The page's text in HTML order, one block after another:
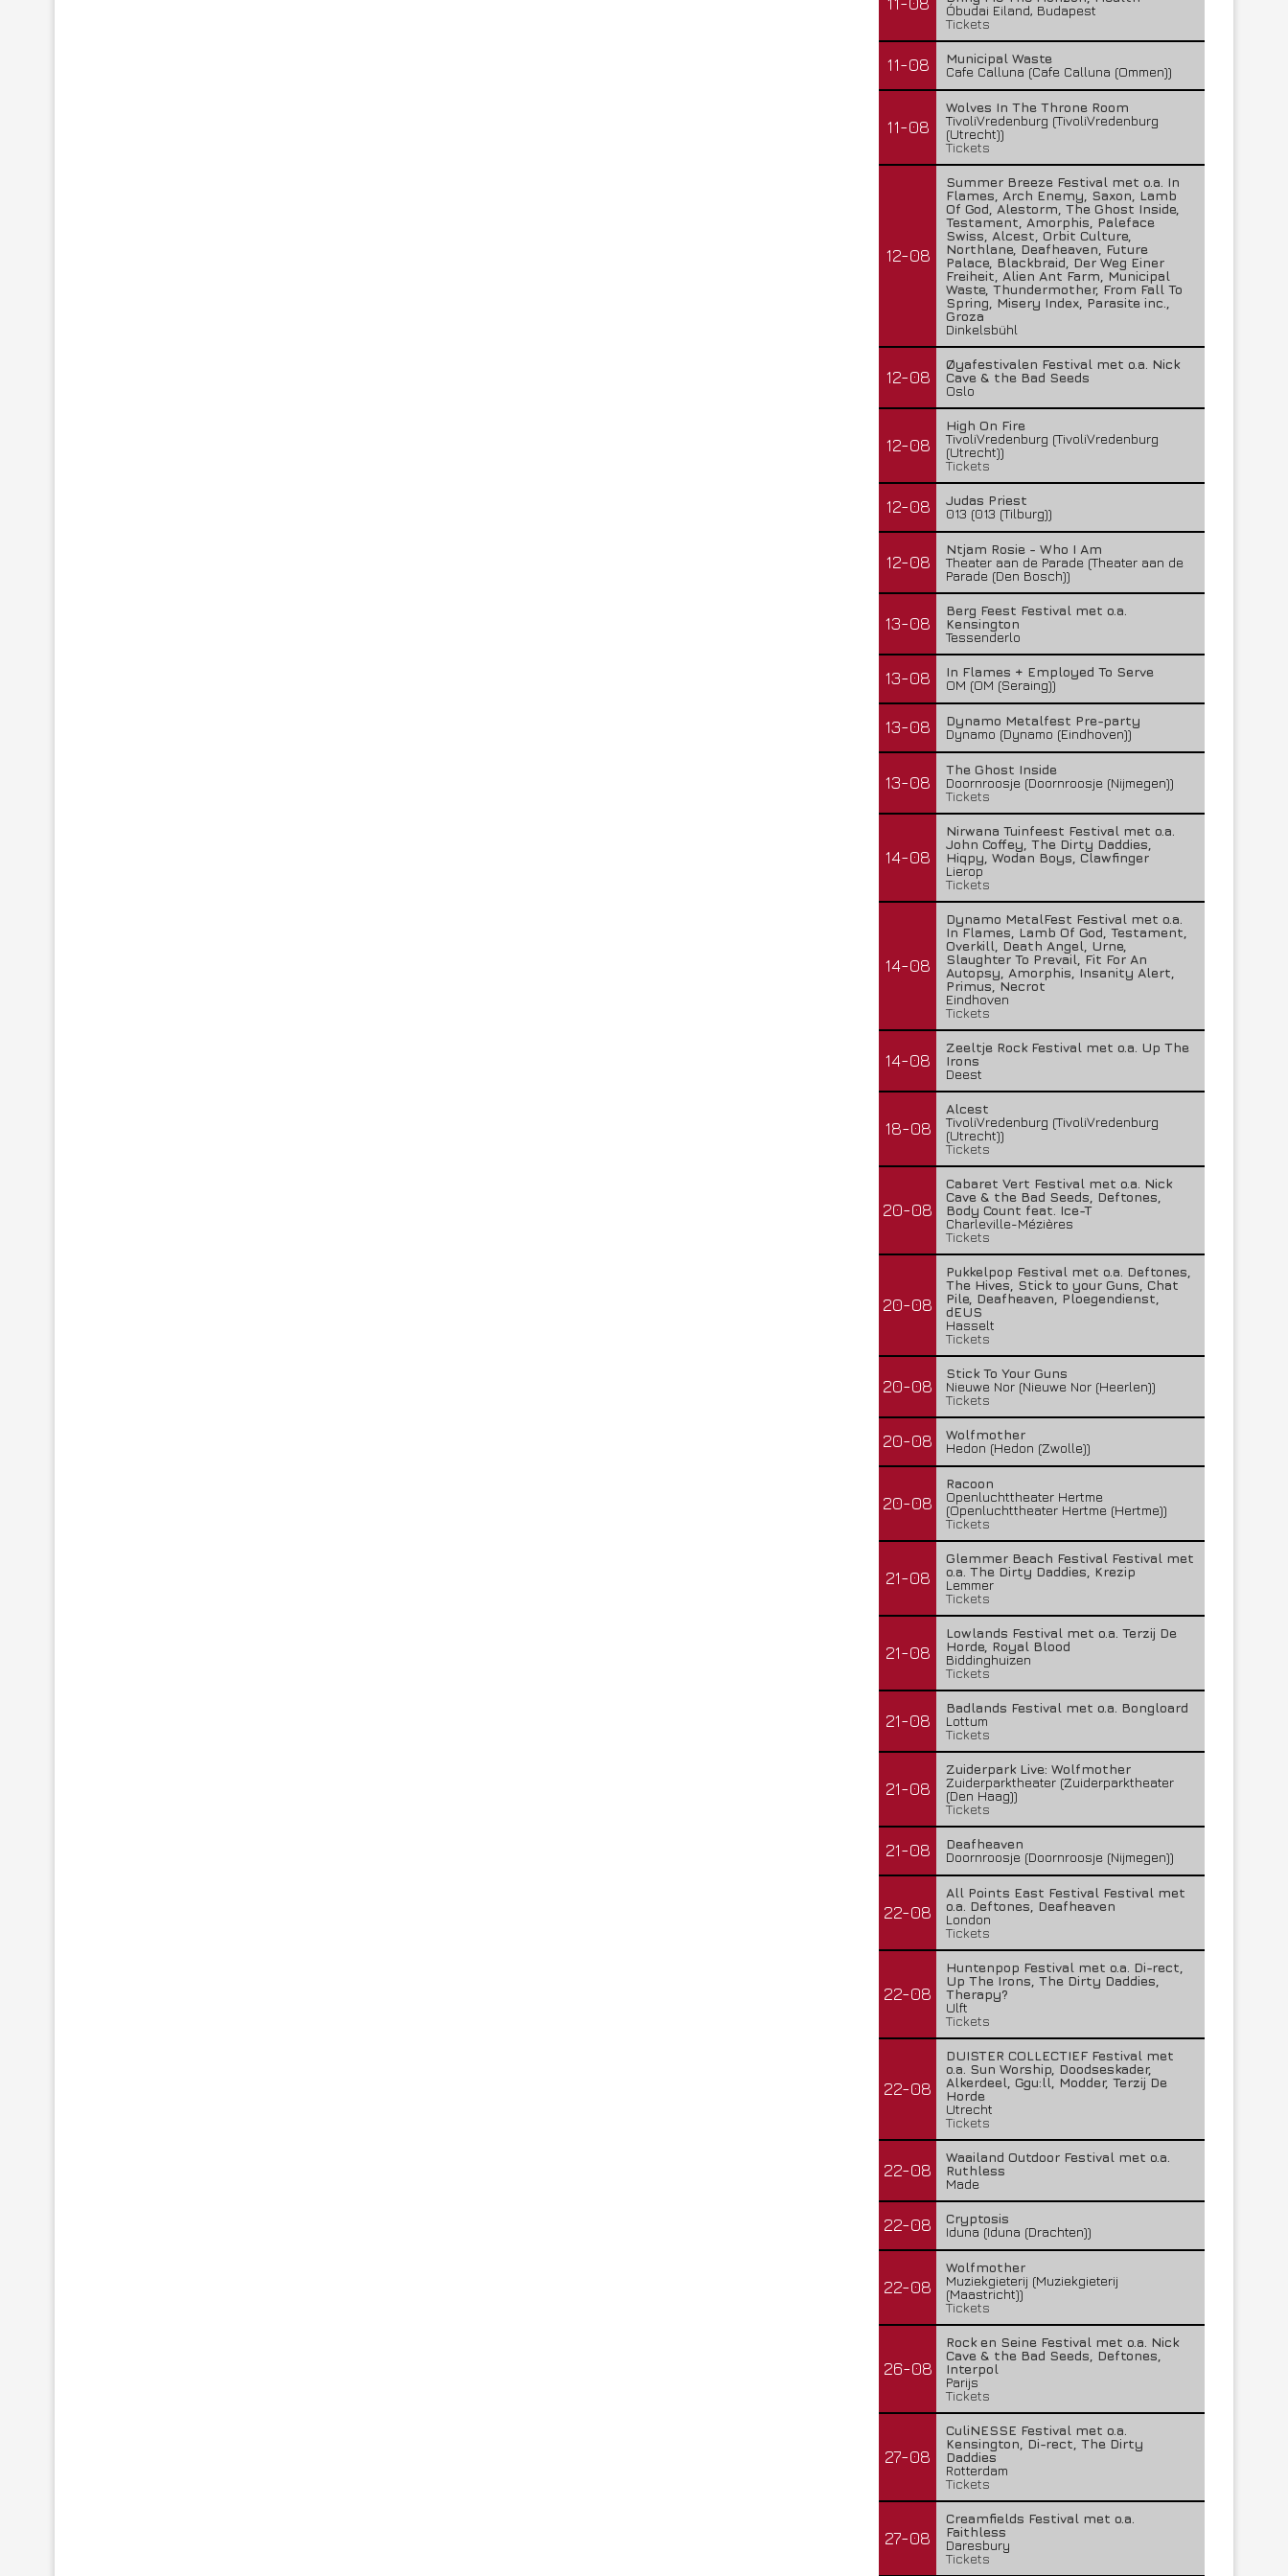
Óbudai Eiland, Budapest
Tickets
11-08
Municipal Waste
Cafe Calluna (Cafe Calluna (Ommen))
11-08
Wolves In The Throne Room
TivoliVredenburg (TivoliVredenburg
(Utrecht))
Tickets
12-08
Summer Breeze Festival met o.a. In
Flames, Arch Enemy, Saxon, Lamb
Of God, Alestorm, The Ghost Inside,
Testament, Amorphis, Paleface
Swiss, Alcest, Orbit Culture,
Northlane, Deafheaven, Future
Palace, Blackbraid, Der Weg Einer
Freiheit, Alien Ant Farm, Municipal
Waste, Thundermother, From Fall To
Spring, Misery Index, Parasite inc.,
Groza
Dinkelsbühl
12-08
Øyafestivalen Festival met o.a. Nick
Cave & the Bad Seeds
Oslo
12-08
High On Fire
TivoliVredenburg (TivoliVredenburg
(Utrecht))
Tickets
12-08
Judas Priest
013 (013 (Tilburg))
12-08
Ntjam Rosie - Who I Am
Theater aan de Parade (Theater aan de
Parade (Den Bosch))
13-08
Berg Feest Festival met o.a.
Kensington
Tessenderlo
13-08
In Flames + Employed To Serve
OM (OM (Seraing))
13-08
Dynamo Metalfest Pre-party
Dynamo (Dynamo (Eindhoven))
13-08
The Ghost Inside
Doornroosje (Doornroosje (Nijmegen))
Tickets
14-08
Nirwana Tuinfeest Festival met o.a.
John Coffey, The Dirty Daddies,
Hiqpy, Wodan Boys, Clawfinger
Lierop
Tickets
14-08
Dynamo MetalFest Festival met o.a.
In Flames, Lamb Of God, Testament,
Overkill, Death Angel, Urne,
Slaughter To Prevail, Fit For An
Autopsy, Amorphis, Insanity Alert,
Primus, Necrot
Eindhoven
Tickets
14-08
Zeeltje Rock Festival met o.a. Up The
Irons
Deest
18-08
Alcest
TivoliVredenburg (TivoliVredenburg
(Utrecht))
Tickets
20-08
Cabaret Vert Festival met o.a. Nick
Cave & the Bad Seeds, Deftones,
Body Count feat. Ice-T
Charleville-Mézières
Tickets
20-08
Pukkelpop Festival met o.a. Deftones,
The Hives, Stick to your Guns, Chat
Pile, Deafheaven, Ploegendienst,
dEUS
Hasselt
Tickets
20-08
Stick To Your Guns
Nieuwe Nor (Nieuwe Nor (Heerlen))
Tickets
20-08
Wolfmother
Hedon (Hedon (Zwolle))
20-08
Racoon
Openluchttheater Hertme
(Openluchttheater Hertme (Hertme))
Tickets
21-08
Glemmer Beach Festival Festival met
o.a. The Dirty Daddies, Krezip
Lemmer
Tickets
21-08
Lowlands Festival met o.a. Terzij De
Horde, Royal Blood
Biddinghuizen
Tickets
21-08
Badlands Festival met o.a. Bongloard
Lottum
Tickets
21-08
Zuiderpark Live: Wolfmother
Zuiderparktheater (Zuiderparktheater
(Den Haag))
Tickets
21-08
Deafheaven
Doornroosje (Doornroosje (Nijmegen))
22-08
All Points East Festival Festival met
o.a. Deftones, Deafheaven
London
Tickets
22-08
Huntenpop Festival met o.a. Di-rect,
Up The Irons, The Dirty Daddies,
Therapy?
Ulft
Tickets
22-08
DUISTER COLLECTIEF Festival met
o.a. Sun Worship, Doodseskader,
Alkerdeel, Ggu:ll, Modder, Terzij De
Horde
Utrecht
Tickets
22-08
Waailand Outdoor Festival met o.a.
Ruthless
Made
22-08
Cryptosis
Iduna (Iduna (Drachten))
22-08
Wolfmother
Muziekgieterij (Muziekgieterij
(Maastricht))
Tickets
26-08
Rock en Seine Festival met o.a. Nick
Cave & the Bad Seeds, Deftones,
Interpol
Parijs
Tickets
27-08
CuliNESSE Festival met o.a.
Kensington, Di-rect, The Dirty
Daddies
Rotterdam
Tickets
27-08
Creamfields Festival met o.a.
Faithless
Daresbury
Tickets